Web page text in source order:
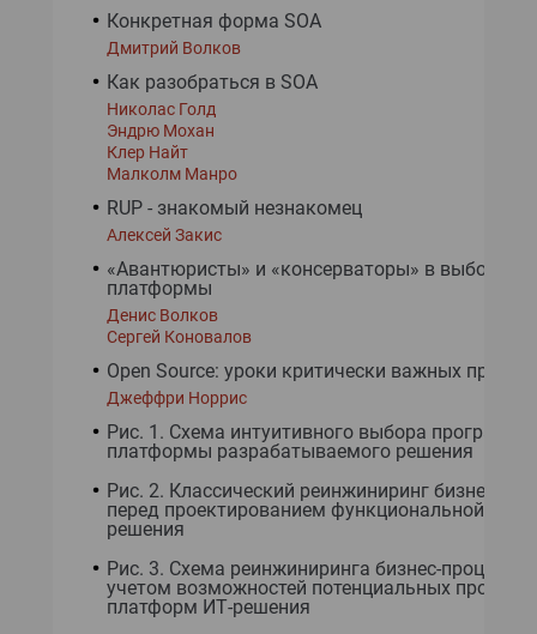
Конкретная форма SOA
Дмитрий Волков
Как разобраться в SOA
Николас Голд
Эндрю Мохан
Клер Найт
Малколм Манро
RUP - знакомый незнакомец
Алексей Закис
«Авантюристы» и «консерваторы» в выборе
платформы
Денис Волков
Сергей Коновалов
Open Source: уроки критически важных
Джеффри Норрис
Рис. 1. Схема интуитивного выбора
платформы разрабатываемого решения
Рис. 2. Классический реинжиниринг бизнес-
перед проектированием функциональной
решения
Рис. 3. Схема реинжиниринга бизнес-
учетом возможностей потенциальных
платформ ИТ-решения